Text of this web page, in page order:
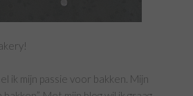
ik mijn passie voor bakken. Mijn